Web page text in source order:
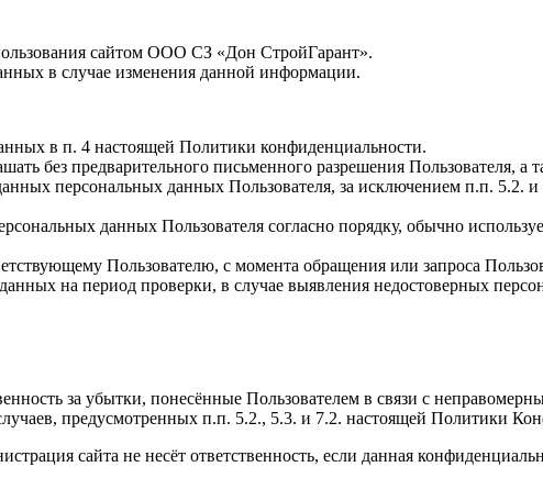
сайтом ООО СЗ «Дон СтройГарант».
в случае изменения данной информации.
в п. 4 настоящей Политики конфиденциальности.
без предварительного письменного разрешения Пользователя, а
персональных данных Пользователя, за исключением п.п. 5.2.
данных Пользователя согласно порядку, обычно
Пользователю, с момента обращения или запроса
на период проверки, в случае выявления недостоверных
за убытки, понесённые Пользователем в связи с
предусмотренных п.п. 5.2., 5.3. и 7.2. настоящей Политики
сайта не несёт ответственность, если данная